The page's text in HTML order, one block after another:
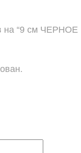
на “9 см ЧЕРНОЕ